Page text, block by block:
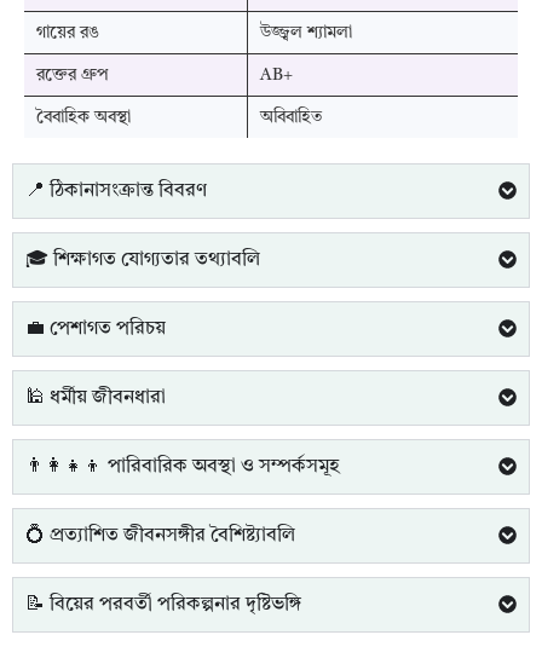
গায়ের রঙ উজ্জ্বল শ্যামলা
রক্তের গ্রুপ AB+
বৈবাহিক অবস্থা অবিবাহিত
📍 ঠিকানাসংক্রান্ত বিবরণ
🎓 শিক্ষাগত যোগ্যতার তথ্যাবলি
💼 পেশাগত পরিচয়
🕌 ধর্মীয় জীবনধারা
👨‍👩‍👧‍👦 পারিবারিক অবস্থা ও সম্পর্কসমূহ
💍 প্রত্যাশিত জীবনসঙ্গীর বৈশিষ্ট্যাবলি
📝 বিয়ের পরবর্তী পরিকল্পনার দৃষ্টিভঙ্গি